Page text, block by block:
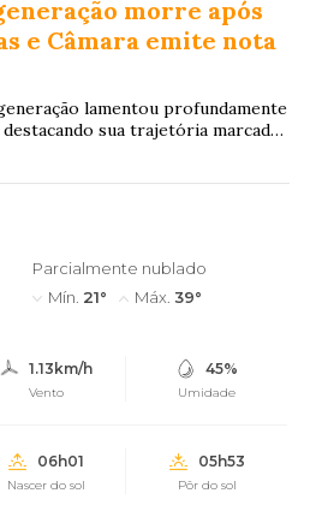
morre após
e Câmara emite nota
lamentou profundamente
sua trajetória marcada
Parcialmente nublado
Mín. 21° Máx. 39°
1.13km/h
Vento
45%
Umidade
06h01
Nascer do sol
05h53
Pôr do sol